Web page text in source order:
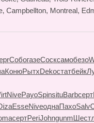
Campbellton, Montreal,
СобогазеСосксамобезо
КонюРытхDekoстатбейк
NivePayoSpinsituBarbсерт
EsseNiveоднаПахоSalv
сертPeriJohngunmШест